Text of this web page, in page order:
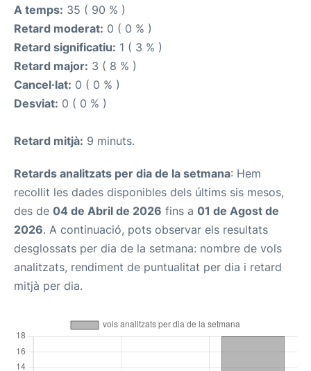
A temps: 35 ( 90 % )
Retard moderat: 0 ( 0 % )
Retard significatiu: 1 ( 3 % )
Retard major: 3 ( 8 % )
Cancel·lat: 0 ( 0 % )
Desviat: 0 ( 0 % )
Retard mitjà: 9 minuts.
Retards analitzats per dia de la setmana: Hem
recollit les dades disponibles dels últims sis mesos,
des de 04 de Abril de 2026 fins a 01 de Agost de
2026. A continuació, pots observar els resultats
desglossats per dia de la setmana: nombre de vols
analitzats, rendiment de puntualitat per dia i retard
mitjà per dia.